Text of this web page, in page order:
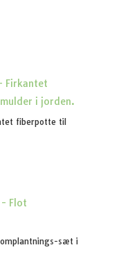
fiberpotte til
sæt i